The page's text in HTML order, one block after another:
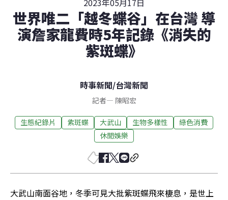
世界唯二「越冬蝶谷」在台灣 導
演詹家龍費時5年記錄《消失的
紫斑蝶》
時事新聞/台灣新聞
記者— 陳昭宏
生態紀錄片 紫斑蝶 大武山 生物多樣性
綠色消費
休閒娛樂
大武山南面谷地，冬季可見大批紫斑蝶飛來棲息，是世上